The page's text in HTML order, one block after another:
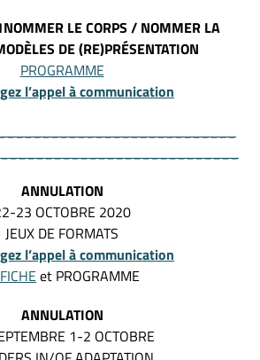
NOMMER LE CORPS / NOMMER LA
DE (RE)PRÉSENTATION
PROGRAMME
l’appel à communication
ANNULATION
23 OCTOBRE 2020
JEUX DE FORMATS
l’appel à communication
et PROGRAMME
ANNULATION
1-2 OCTOBRE